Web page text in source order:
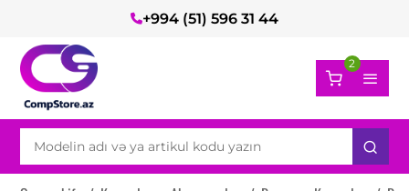
+994 (51) 596 31 44
2